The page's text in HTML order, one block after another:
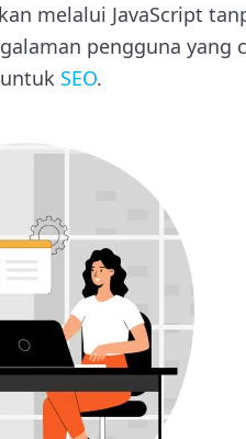
melalui JavaScript
pengguna yang
SEO.